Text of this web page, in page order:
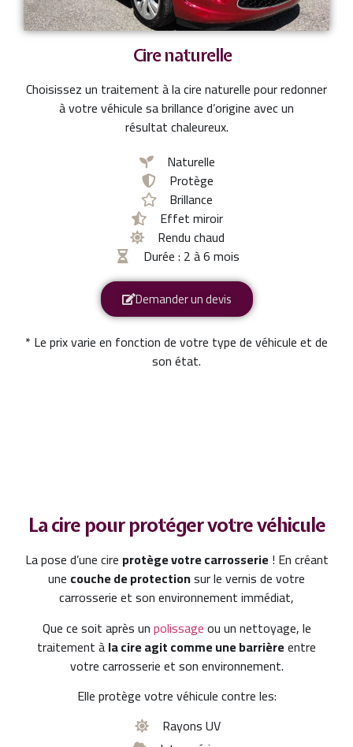
Cire naturelle
Choisissez un traitement à la cire naturelle pour redonner
à votre véhicule sa brillance d’origine avec un
résultat chaleureux.
Naturelle
Protège
Brillance
Effet miroir
Rendu chaud
Durée : 2 à 6 mois
Demander un devis
* Le prix varie en fonction de votre type de véhicule et de
son état.
La cire pour protéger votre véhicule
La pose d’une cire protège votre carrosserie! En créant
une couche de protectionsur le vernis de votre
carrosserie et son environnement immédiat,
Que ce soit après unpolissageou un nettoyage, le
traitement àla cire agit comme une barrièreentre
votre carrosserie et son environnement.
Elle protège votre véhicule contre les:
Rayons UV